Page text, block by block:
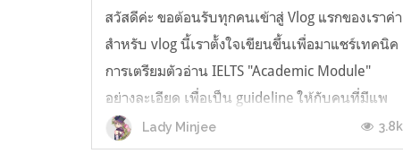
สวัสดีค่ะ ขอต้อนรับทุกคนเข้าสู่ Vlog แรกของเราค่า
สำหรับ vlog นี้เราตั้งใจเขียนขึ้นเพื่อมาแชร์เทคนิค
การเตรียมตัวอ่าน IELTS "Academic Module"
อย่างละเอียด เพื่อเป็น guideline ให้กับคนที่มีแพ
ลนจะสอบแต่ไม่รู้ต้องเริ่มตรงไหน หรืออยากจะได้
ข้อมูลเพิ่มเติมมาเสริมความมั่นใจจากที่ตัวเองเรียน
Lady Minjee 3.8k